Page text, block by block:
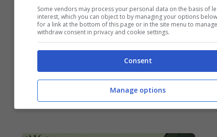
El carácter de los signos más
complicados: absurdos e indescifrables
AGOSTO 24, 2022
Some vendors may process your personal data on the basis of
interest, which you can object to by managing your options
for a link at the bottom of this page or in the site menu to
withdraw consent in privacy and cookie settings.
Consent
Manage options